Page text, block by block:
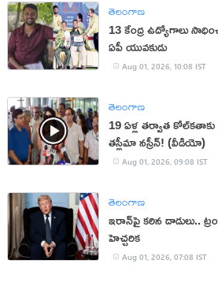
తెలంగాణ
13 కేంద్ర ఉద్యోగాలు
ఏపీ యువకుడు
Aug 01, 2026, 10:08 IST
తెలంగాణ
19 ఏళ్ల తర్వాత కోల్‌కతాకు
తస్లీమా నస్రీన్! (వీడియో)
Aug 01, 2026, 09:08 IST
తెలంగాణ
ఇరాన్‌పై కఠిన దాడులు..
హెచ్చరిక
Aug 01, 2026, 07:08 IST